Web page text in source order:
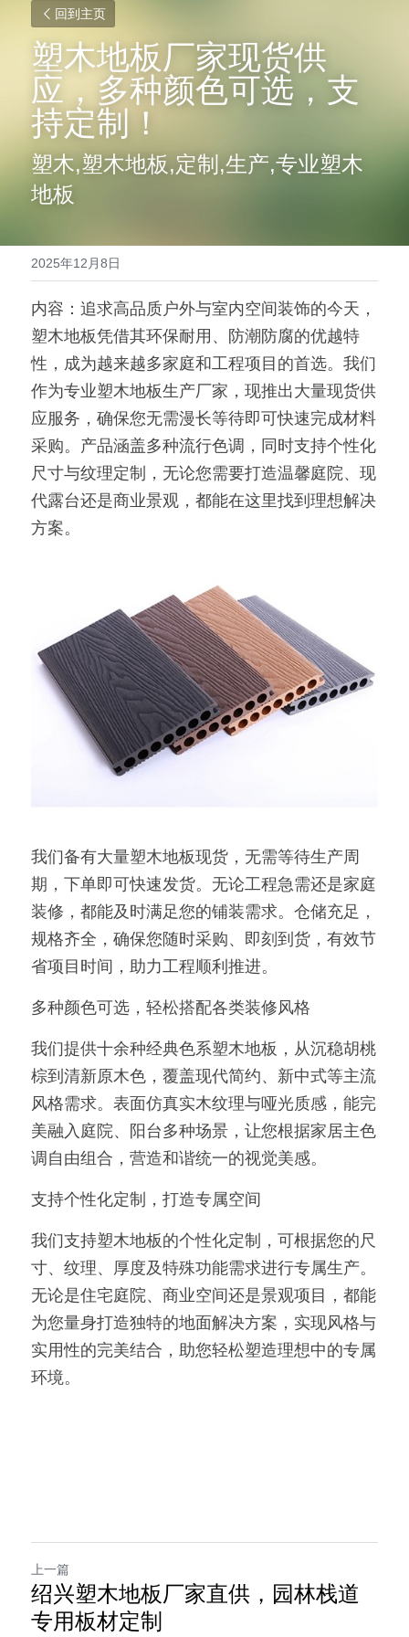
回到主页
塑木地板厂家现货供
应，多种颜色可选，支
持定制！
塑木,塑木地板,定制,生产,专业塑木
地板
2025年12月8日
内容：追求高品质户外与室内空间装饰的今天，
塑木地板凭借其环保耐用、防潮防腐的优越特
性，成为越来越多家庭和工程项目的首选。我们
作为专业塑木地板生产厂家，现推出大量现货供
应服务，确保您无需漫长等待即可快速完成材料
采购。产品涵盖多种流行色调，同时支持个性化
尺寸与纹理定制，无论您需要打造温馨庭院、现
代露台还是商业景观，都能在这里找到理想解决
方案。
我们备有大量塑木地板现货，无需等待生产周
期，下单即可快速发货。无论工程急需还是家庭
装修，都能及时满足您的铺装需求。仓储充足，
规格齐全，确保您随时采购、即刻到货，有效节
省项目时间，助力工程顺利推进。
多种颜色可选，轻松搭配各类装修风格
我们提供十余种经典色系塑木地板，从沉稳胡桃
棕到清新原木色，覆盖现代简约、新中式等主流
风格需求。表面仿真实木纹理与哑光质感，能完
美融入庭院、阳台多种场景，让您根据家居主色
调自由组合，营造和谐统一的视觉美感。
支持个性化定制，打造专属空间
我们支持塑木地板的个性化定制，可根据您的尺
寸、纹理、厚度及特殊功能需求进行专属生产。
无论是住宅庭院、商业空间还是景观项目，都能
为您量身打造独特的地面解决方案，实现风格与
实用性的完美结合，助您轻松塑造理想中的专属
环境。
上一篇
绍兴塑木地板厂家直供，园林栈道
专用板材定制